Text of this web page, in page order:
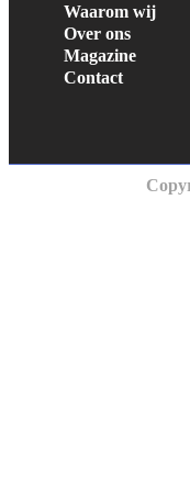
Waarom wij
Over ons
Magazine
Contact